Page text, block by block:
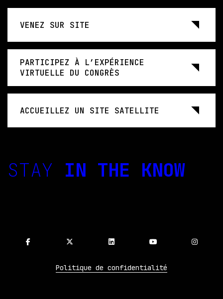
VENEZ SUR SITE
PARTICIPEZ À L’EXPÉRIENCE
VIRTUELLE DU CONGRÈS
ACCUEILLEZ UN SITE SATELLITE
STAY IN THE KNOW
Politique de confidentialité